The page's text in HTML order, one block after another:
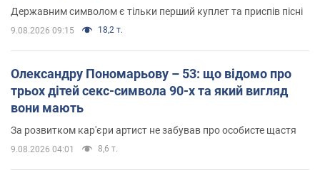
Державним символом є тільки перший куплет та приспів пісні
9.08.2026 09:15 18,2 т.
Олександру Пономарьову – 53: що відомо про
трьох дітей секс-символа 90-х та який вигляд
вони мають
За розвитком кар'єри артист не забував про особисте щастя
9.08.2026 04:01 8,6 т.